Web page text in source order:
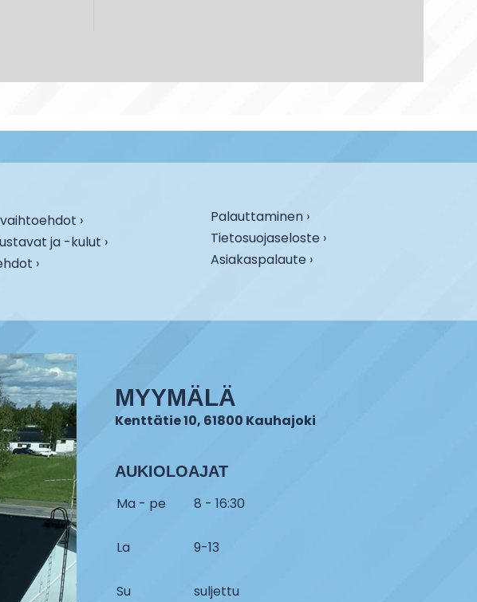
›
ja -kulut ›
›
Palauttaminen ›
Tietosuojaseloste ›
Asiakaspalaute ›
MYYMÄLÄ
Kenttätie 10, 61800 Kauhajoki
AUKIOLOAJAT
Ma - pe 8 - 16:30
La 9-13
Su suljettu